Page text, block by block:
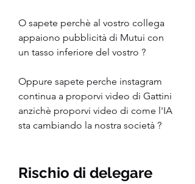
O sapete perchè al vostro collega
appaiono pubblicità di Mutui con
un tasso inferiore del vostro ?
Oppure sapete perche instagram
continua a proporvi video di Gattini
anzichè proporvi video di come l'IA
sta cambiando la nostra società ?
Rischio di delegare